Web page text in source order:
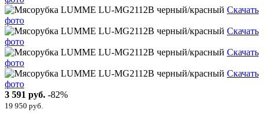
Скачать
фото
Скачать
фото
Скачать
фото
Скачать
фото
3 591 руб. -82%
19 950 руб.